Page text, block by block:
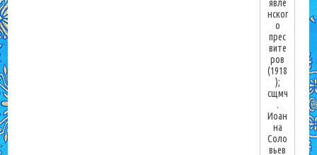
явле
нског
о
прес
вите
ров
(1918
);
сщмч
.
Иоан
на
Соло
вьев